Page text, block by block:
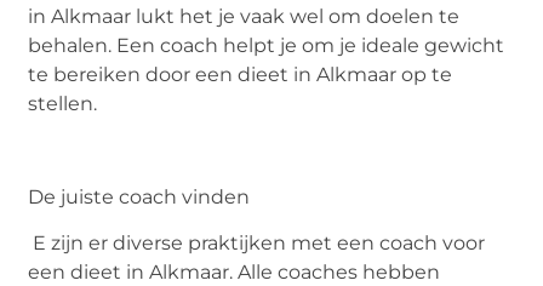
in Alkmaar lukt het je vaak wel om doelen te
behalen. Een coach helpt je om je ideale gewicht
te bereiken door een dieet in Alkmaar op te
stellen.
De juiste coach vinden
E zijn er diverse praktijken met een coach voor
een dieet in Alkmaar. Alle coaches hebben